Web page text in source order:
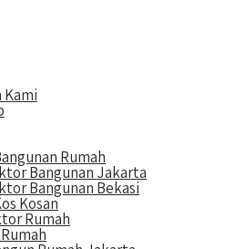
Kami
Rumah
Bangunan Jakarta
Bangunan Bekasi
Kosan
Rumah